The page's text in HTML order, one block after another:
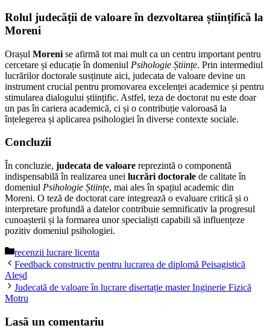
Rolul judecății de valoare în dezvoltarea științifică la
Moreni
Orașul Moreni se afirmă tot mai mult ca un centru important pentru
cercetare și educație în domeniul Psihologie Științe. Prin intermediul
lucrărilor doctorale susținute aici, judecata de valoare devine un
instrument crucial pentru promovarea excelenței academice și pentru
stimularea dialogului științific. Astfel, teza de doctorat nu este doar
un pas în cariera academică, ci și o contribuție valoroasă la
înțelegerea și aplicarea psihologiei în diverse contexte sociale.
Concluzii
În concluzie, judecata de valoare reprezintă o componentă
indispensabilă în realizarea unei lucrări doctorale de calitate în
domeniul Psihologie Științe, mai ales în spațiul academic din
Moreni. O teză de doctorat care integrează o evaluare critică și o
interpretare profundă a datelor contribuie semnificativ la progresul
cunoașterii și la formarea unor specialiști capabili să influențeze
pozitiv domeniul psihologiei.
Categorii
recenzii lucrare licenta
Feedback constructiv pentru lucrarea de diplomă Peisagistică
Aleșd
Judecată de valoare în lucrare disertație master Inginerie Fizică
Motru
Lasă un comentariu